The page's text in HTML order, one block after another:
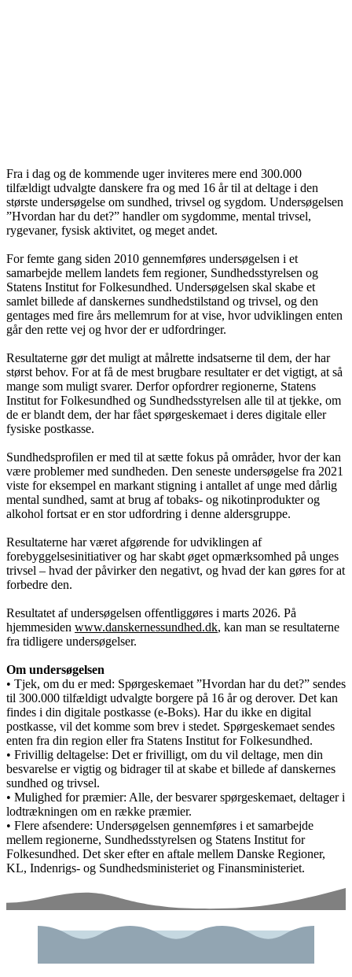
Fra i dag og de kommende uger inviteres mere end 300.000
tilfældigt udvalgte danskere fra og med 16 år til at deltage i den
største undersøgelse om sundhed, trivsel og sygdom. Undersøgelsen
”Hvordan har du det?” handler om sygdomme, mental trivsel,
rygevaner, fysisk aktivitet, og meget andet.
For femte gang siden 2010 gennemføres undersøgelsen i et
samarbejde mellem landets fem regioner, Sundhedsstyrelsen og
Statens Institut for Folkesundhed. Undersøgelsen skal skabe et
samlet billede af danskernes sundhedstilstand og trivsel, og den
gentages med fire års mellemrum for at vise, hvor udviklingen enten
går den rette vej og hvor der er udfordringer.
Resultaterne gør det muligt at målrette indsatserne til dem, der har
størst behov. For at få de mest brugbare resultater er det vigtigt, at så
mange som muligt svarer. Derfor opfordrer regionerne, Statens
Institut for Folkesundhed og Sundhedsstyrelsen alle til at tjekke, om
de er blandt dem, der har fået spørgeskemaet i deres digitale eller
fysiske postkasse.
Sundhedsprofilen er med til at sætte fokus på områder, hvor der kan
være problemer med sundheden. Den seneste undersøgelse fra 2021
viste for eksempel en markant stigning i antallet af unge med dårlig
mental sundhed, samt at brug af tobaks- og nikotinprodukter og
alkohol fortsat er en stor udfordring i denne aldersgruppe.
Resultaterne har været afgørende for udviklingen af
forebyggelsesinitiativer og har skabt øget opmærksomhed på unges
trivsel – hvad der påvirker den negativt, og hvad der kan gøres for at
forbedre den.
Resultatet af undersøgelsen offentliggøres i marts 2026. På
hjemmesiden www.danskernessundhed.dk, kan man se resultaterne
fra tidligere undersøgelser.
Om undersøgelsen
• Tjek, om du er med: Spørgeskemaet ”Hvordan har du det?” sendes
til 300.000 tilfældigt udvalgte borgere på 16 år og derover. Det kan
findes i din digitale postkasse (e-Boks). Har du ikke en digital
postkasse, vil det komme som brev i stedet. Spørgeskemaet sendes
enten fra din region eller fra Statens Institut for Folkesundhed.
• Frivillig deltagelse: Det er frivilligt, om du vil deltage, men din
besvarelse er vigtig og bidrager til at skabe et billede af danskernes
sundhed og trivsel.
• Mulighed for præmier: Alle, der besvarer spørgeskemaet, deltager i
lodtrækningen om en række præmier.
• Flere afsendere: Undersøgelsen gennemføres i et samarbejde
mellem regionerne, Sundhedsstyrelsen og Statens Institut for
Folkesundhed. Det sker efter en aftale mellem Danske Regioner,
KL, Indenrigs- og Sundhedsministeriet og Finansministeriet.